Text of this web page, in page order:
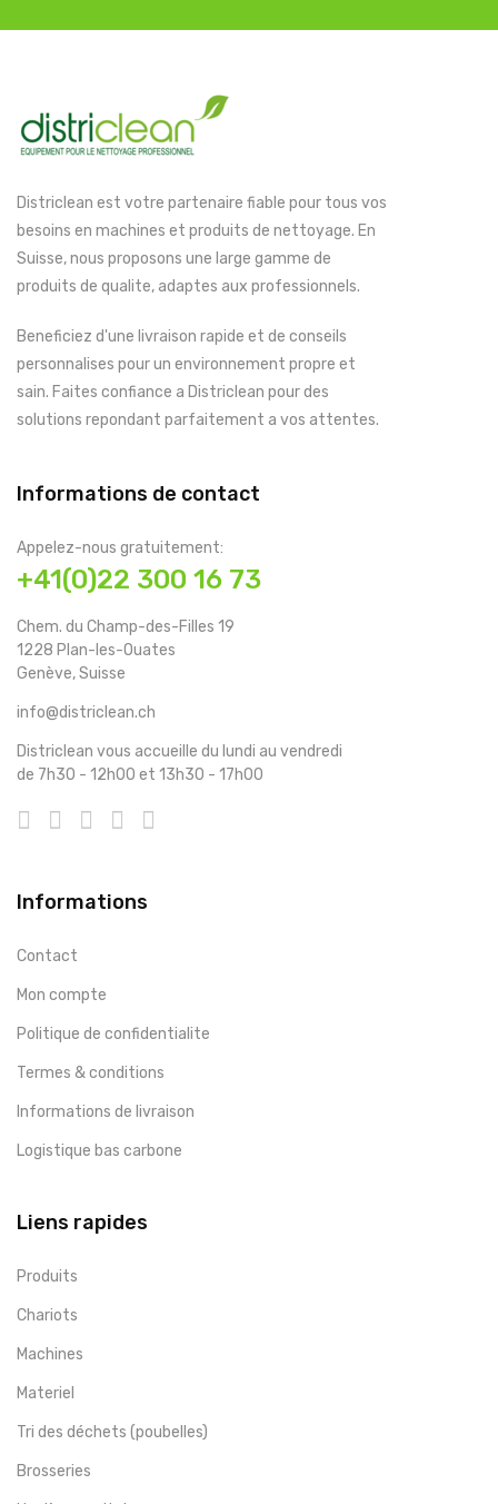
Districlean est votre partenaire fiable pour tous vos
besoins en machines et produits de nettoyage. En
Suisse, nous proposons une large gamme de
produits de qualite, adaptes aux professionnels.
Beneficiez d'une livraison rapide et de conseils
personnalises pour un environnement propre et
sain. Faites confiance a Districlean pour des
solutions repondant parfaitement a vos attentes.
Informations de contact
Appelez-nous gratuitement:
+41(0)22 300 16 73
Chem. du Champ-des-Filles 19
1228 Plan-les-Ouates
Genève, Suisse
info@districlean.ch
Districlean vous accueille du lundi au vendredi
de 7h30 - 12h00 et 13h30 - 17h00
Informations
Contact
Mon compte
Politique de confidentialite
Termes & conditions
Informations de livraison
Logistique bas carbone
Liens rapides
Produits
Chariots
Machines
Materiel
Tri des déchets (poubelles)
Brosseries